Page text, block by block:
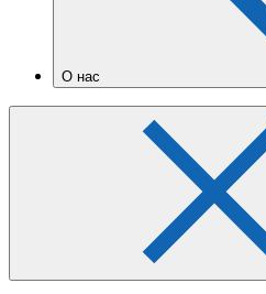
О нас